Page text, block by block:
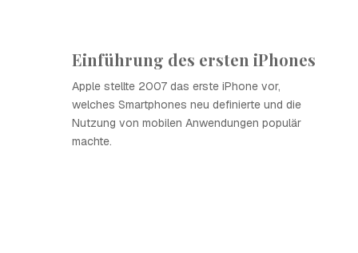
Einführung des ersten iPhones
Apple stellte 2007 das erste iPhone vor,
welches Smartphones neu definierte und die
Nutzung von mobilen Anwendungen populär
machte.